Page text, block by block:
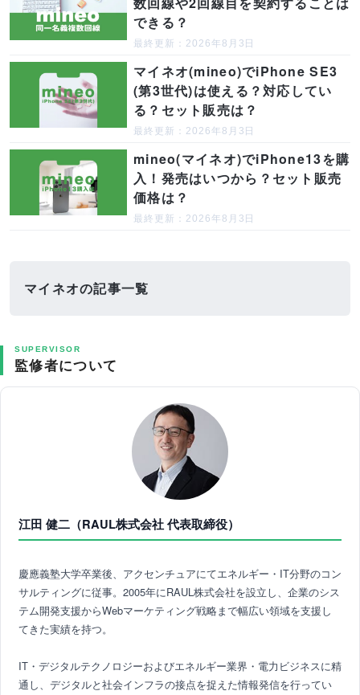
できる？
最終更新：2026年8月3日
マイネオ(mineo)でiPhone SE3
(第3世代)は使える？対応してい
る？セット販売は？
最終更新：2026年8月3日
mineo(マイネオ)でiPhone13を購
入！発売はいつから？セット販売
価格は？
最終更新：2026年8月3日
マイネオの記事一覧
SUPERVISOR
監修者について
江田 健二（RAUL株式会社 代表取締役）
慶應義塾大学卒業後、アクセンチュアにてエネルギー・IT分野のコン
サルティングに従事。2005年にRAUL株式会社を設立し、企業のシス
テム開発支援からWebマーケティング戦略まで幅広い領域を支援し
てきた実績を持つ。
IT・デジタルテクノロジーおよびエネルギー業界・電力ビジネスに精
通し、デジタルと社会インフラの接点を捉えた情報発信を行ってい